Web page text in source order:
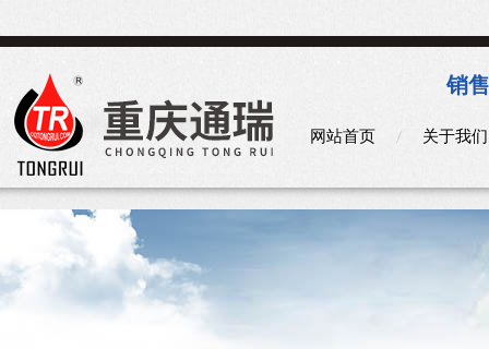
销
网站首页 关于我们